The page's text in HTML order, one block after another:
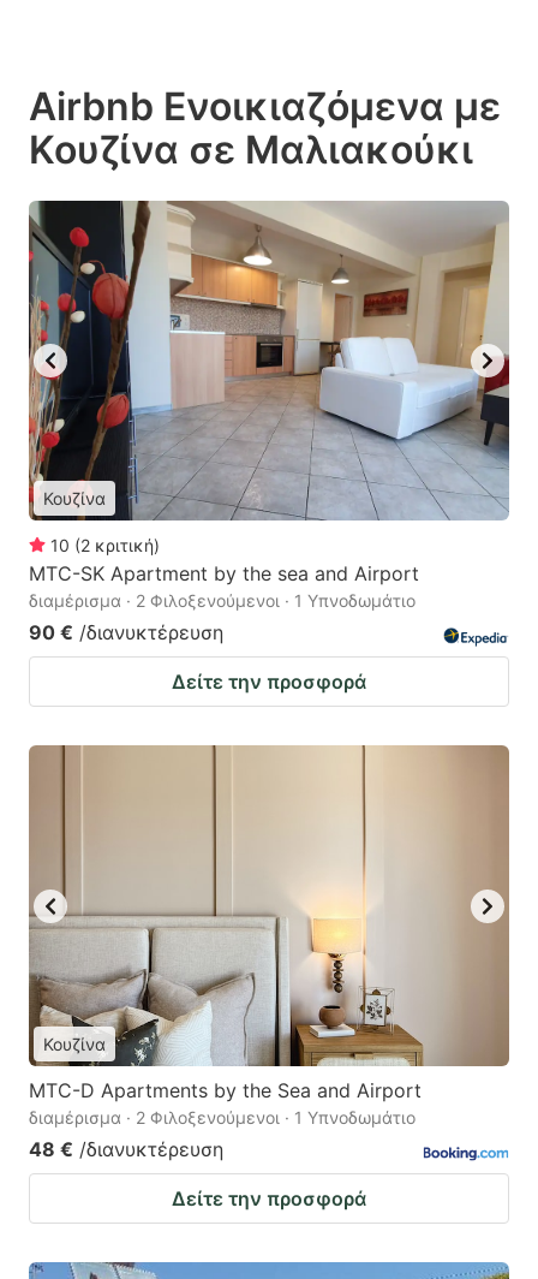
Airbnb Ενοικιαζόμενα με
Κουζίνα σε Μαλιακούκι
Κουζίνα
10 (2 κριτική)
MTC-SK Apartment by the sea and Airport
διαμέρισμα · 2 Φιλοξενούμενοι · 1 Υπνοδωμάτιο
90 € /διανυκτέρευση
Δείτε την προσφορά
Κουζίνα
MTC-D Apartments by the Sea and Airport
διαμέρισμα · 2 Φιλοξενούμενοι · 1 Υπνοδωμάτιο
48 € /διανυκτέρευση
Δείτε την προσφορά